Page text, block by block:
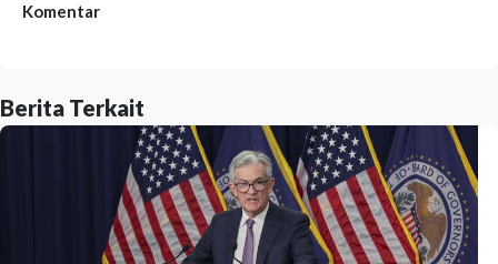
Komentar
Berita Terkait